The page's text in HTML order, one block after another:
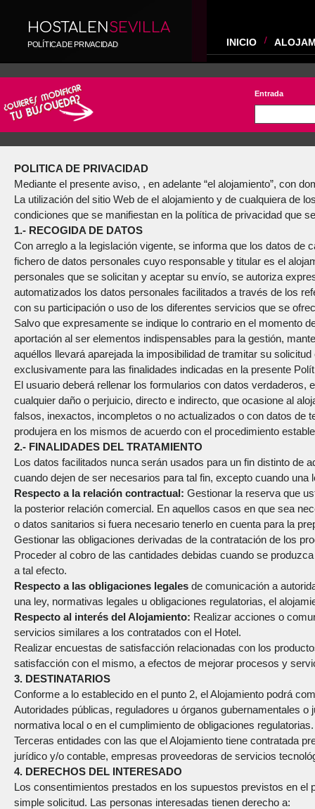
HOSTALENSEVILLA
POLÍTICA DE PRIVACIDAD INICIO
Entrada
POLITICA DE PRIVACIDAD
Mediante el presente aviso, , en adelante “el alojamiento”, con
La utilización del sitio Web de el alojamiento y de cualquiera de
condiciones que se manifiestan en la política de privacidad que
1.- RECOGIDA DE DATOS
Con arreglo a la legislación vigente, se informa que los datos
fichero de datos personales cuyo responsable y titular es el
personales que se solicitan y aceptar su envío, se autoriza
automatizados los datos personales facilitados a través de los
con su participación o uso de los diferentes servicios que se
Salvo que expresamente se indique lo contrario en el momento
aportación al ser elementos indispensables para la gestión,
aquéllos llevará aparejada la imposibilidad de tramitar su
exclusivamente para las finalidades indicadas en la presente
El usuario deberá rellenar los formularios con datos
cualquier daño o perjuicio, directo e indirecto, que ocasione al
falsos, inexactos, incompletos o no actualizados o con datos
produjera en los mismos de acuerdo con el procedimiento
2.- FINALIDADES DEL TRATAMIENTO
Los datos facilitados nunca serán usados para un fin distinto de
cuando dejen de ser necesarios para tal fin, excepto cuando una
Respecto a la relación contractual: Gestionar la reserva que
la posterior relación comercial. En aquellos casos en que sea
o datos sanitarios si fuera necesario tenerlo en cuenta para la
Gestionar las obligaciones derivadas de la contratación de los
Proceder al cobro de las cantidades debidas cuando se
a tal efecto.
Respecto a las obligaciones legales de comunicación a
una ley, normativas legales u obligaciones regulatorias, el
Respecto al interés del Alojamiento: Realizar acciones o
servicios similares a los contratados con el Hotel.
Realizar encuestas de satisfacción relacionadas con los
satisfacción con el mismo, a efectos de mejorar procesos y
3. DESTINATARIOS
Conforme a lo establecido en el punto 2, el Alojamiento podrá
Autoridades públicas, reguladores u órganos gubernamentales
normativa local o en el cumplimiento de obligaciones regulatorias.
Terceras entidades con las que el Alojamiento tiene contratada
jurídico y/o contable, empresas proveedoras de servicios
4. DERECHOS DEL INTERESADO
Los consentimientos prestados en los supuestos previstos en
simple solicitud. Las personas interesadas tienen derecho a: